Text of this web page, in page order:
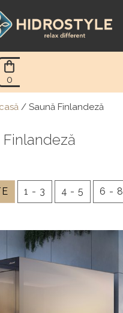
0
/ Saună Finlandeză
Finlandeză
1 - 3 4 - 5 6 - 8